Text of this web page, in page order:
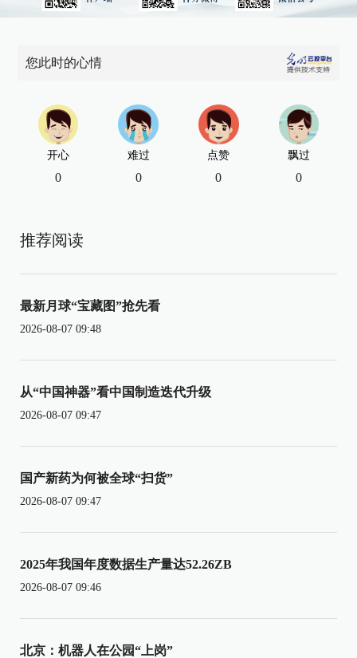
您此时的心情
开心
0
难过
0
点赞
0
飘过
0
推荐阅读
最新月球“宝藏图”抢先看
2026-08-07 09:48
从“中国神器”看中国制造迭代升级
2026-08-07 09:47
国产新药为何被全球“扫货”
2026-08-07 09:47
2025年我国年度数据生产量达52.26ZB
2026-08-07 09:46
北京：机器人在公园“上岗”